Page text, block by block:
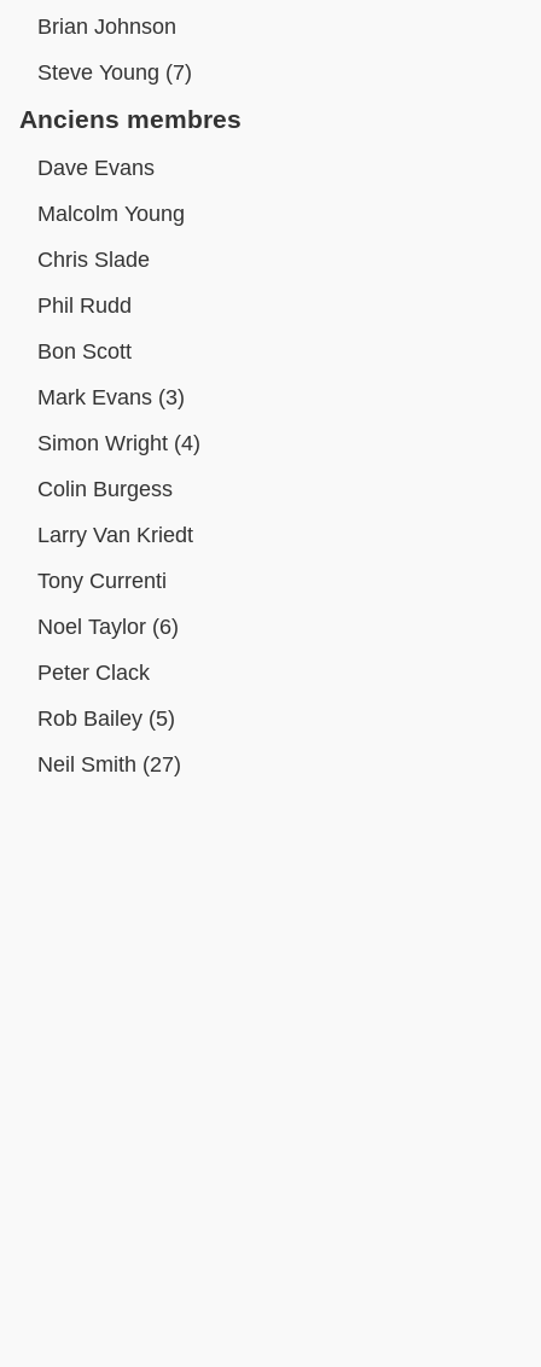
Brian Johnson
Steve Young (7)
Anciens membres
Dave Evans
Malcolm Young
Chris Slade
Phil Rudd
Bon Scott
Mark Evans (3)
Simon Wright (4)
Colin Burgess
Larry Van Kriedt
Tony Currenti
Noel Taylor (6)
Peter Clack
Rob Bailey (5)
Neil Smith (27)